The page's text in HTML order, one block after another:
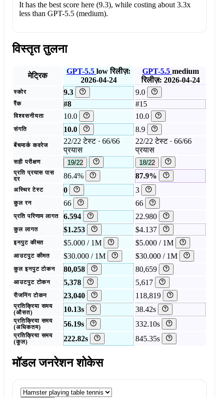
It has the best score here (9.3), while costing about 3.3x
less than GPT-5.5 (medium).
विस्तृत तुलना
मेट्रिक
GPT-5.5 low रिलीज़:
2026-04-24
GPT-5.5 medium
रिलीज़: 2026-04-24
स्कोर 9.3 9.0
रैंक #8 #15
विश्वसनीयता 10.0 10.0
संगति 10.0 8.9
बेंचमार्क कवरेज
22/22 टेस्ट · 66/66
प्रयास
22/22 टेस्ट · 66/66
प्रयास
सही परीक्षण 19/22 18/22
प्रति प्रयास पास
दर
86.4% 87.9%
अस्थिर टेस्ट 0 3
कुल रन 66 66
प्रति परिणाम लागत 6.594 22.980
कुल लागत $1.253 $4.137
इनपुट कीमत $5.000 / 1M $5.000 / 1M
आउटपुट कीमत $30.000 / 1M $30.000 / 1M
कुल इनपुट टोकन 80,058 80,659
आउटपुट टोकन 5,378 5,617
रीजनिंग टोकन 23,040 118,819
प्रतिक्रिया समय
(औसत)
10.13s 38.42s
प्रतिक्रिया समय
(अधिकतम)
56.19s 332.10s
प्रतिक्रिया समय
(कुल)
222.82s 845.35s
मॉडल जनरेशन शोकेस